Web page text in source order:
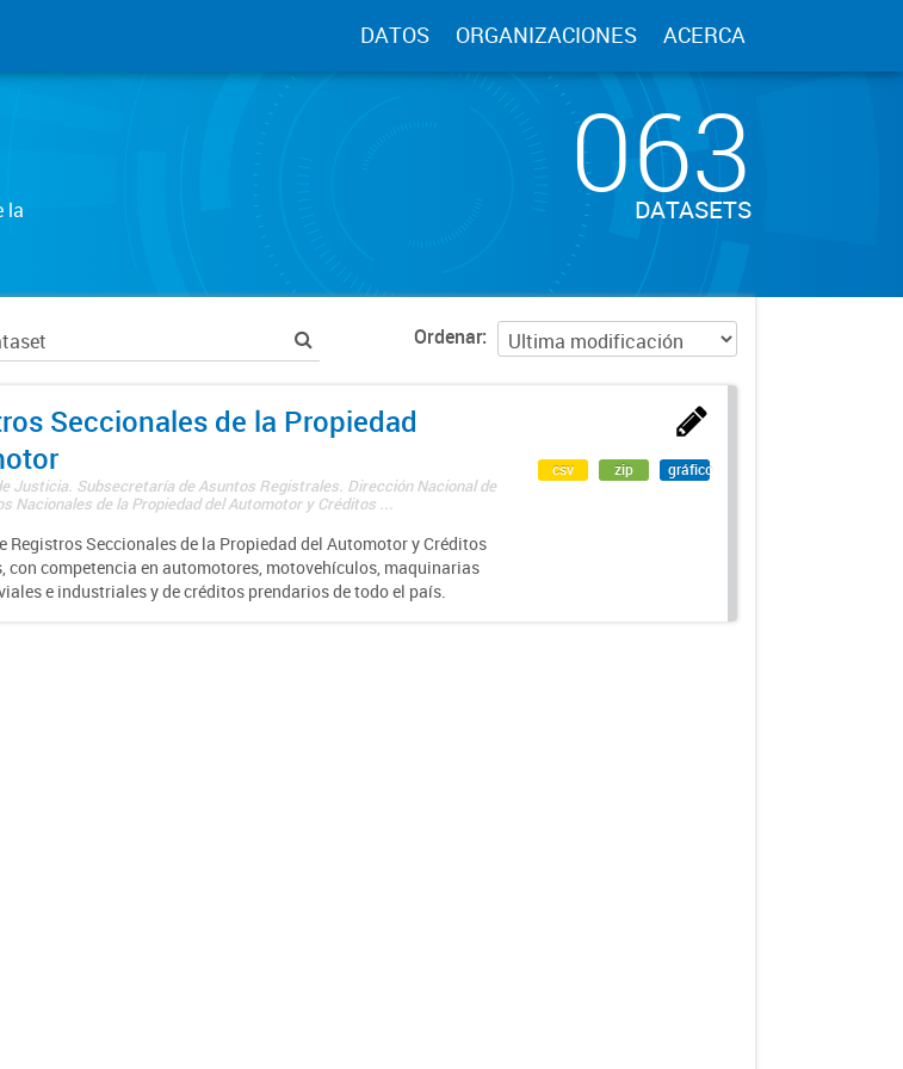
DATOS ORGANIZACIONES ACERCA
la
063
DATASETS
Ordenar
Seccionales de la Propiedad
Justicia. Subsecretaría de Asuntos Registrales. Dirección Nacional de
Nacionales de la Propiedad del Automotor y Créditos ...
Registros Seccionales de la Propiedad del Automotor y Créditos
con competencia en automotores, motovehículos, maquinarias
e industriales y de créditos prendarios de todo el país.
csv zip gráfico